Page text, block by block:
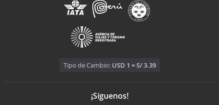
Tipo de Cambio: USD 1 = S/ 3.39
¡Síguenos!